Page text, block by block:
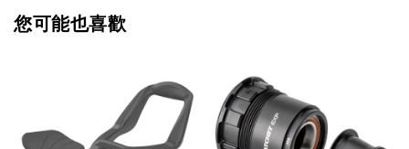
您可能也喜歡